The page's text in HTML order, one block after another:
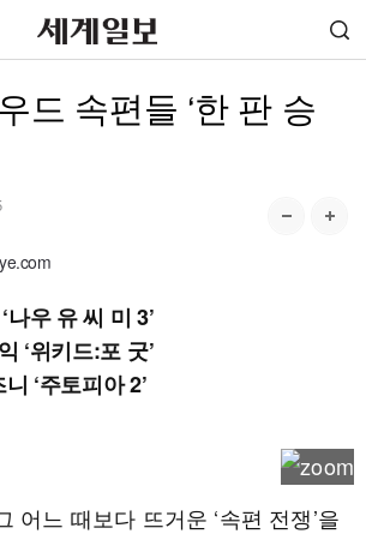
드 속편들 ‘한 판 승
우 유 씨 미 3’
‘위키드:포 굿’
‘주토피아 2’
어느 때보다 뜨거운 ‘속편 전쟁’을